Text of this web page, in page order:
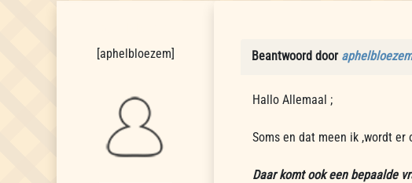
[aphelbloezem] Beantwoord door aphelbloezem
Hallo Allemaal ;
Soms en dat meen ik ,wordt
Daar komt ook een bepaalde